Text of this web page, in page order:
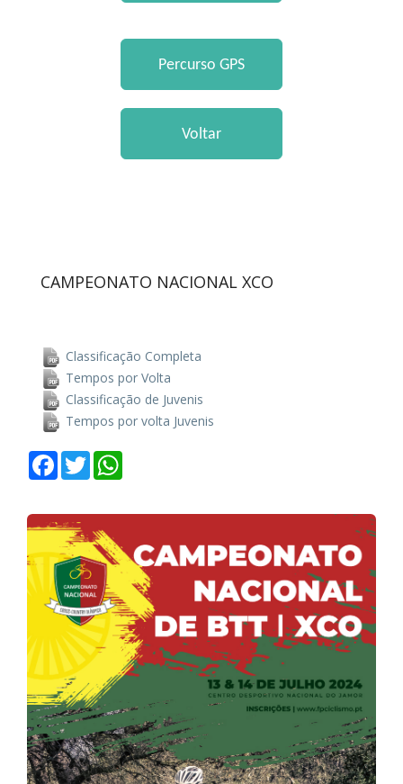
CAMPEONATO NACIONAL XCO
Classificação Completa
Tempos por Volta
Classificação de Juvenis
Tempos por volta Juvenis
Facebook
Twitter